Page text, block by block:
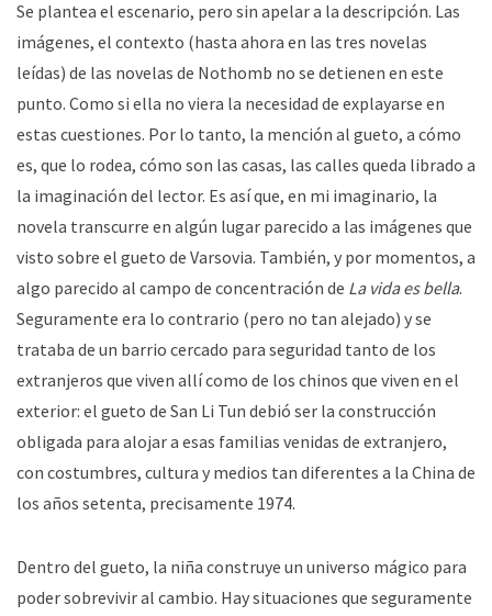
Se plantea el escenario, pero sin apelar a la descripción. Las
imágenes, el contexto (hasta ahora en las tres novelas
leídas) de las novelas de Nothomb no se detienen en este
punto. Como si ella no viera la necesidad de explayarse en
estas cuestiones. Por lo tanto, la mención al gueto, a cómo
es, que lo rodea, cómo son las casas, las calles queda librado a
la imaginación del lector. Es así que, en mi imaginario, la
novela transcurre en algún lugar parecido a las imágenes que
visto sobre el gueto de Varsovia. También, y por momentos, a
algo parecido al campo de concentración de La vida es bella.
Seguramente era lo contrario (pero no tan alejado) y se
trataba de un barrio cercado para seguridad tanto de los
extranjeros que viven allí como de los chinos que viven en el
exterior: el gueto de San Li Tun debió ser la construcción
obligada para alojar a esas familias venidas de extranjero,
con costumbres, cultura y medios tan diferentes a la China de
los años setenta, precisamente 1974.
Dentro del gueto, la niña construye un universo mágico para
poder sobrevivir al cambio. Hay situaciones que seguramente